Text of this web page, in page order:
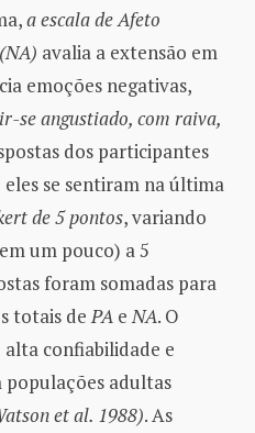
a escala de Afeto
avalia a extensão em
emoções negativas,
se angustiado, com raiva,
dos participantes
se sentiram na última
de 5 pontos, variando
um pouco) a 5
foram somadas para
totais dePA eNA. O
confiabilidade e
adultas
et al. 1988). As